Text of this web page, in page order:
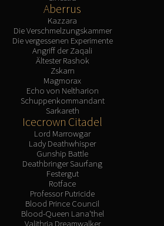
Aberrus
Kazzara
Die Verschmelzungskammer
Die vergessenen Experimente
Angriff der Zaqali
Ältester Rashok
Zskarn
Magmorax
Echo von Neltharion
Schuppenkommandant
Sarkareth
Icecrown Citadel
Lord Marrowgar
Lady Deathwhisper
Gunship Battle
Deathbringer Saurfang
Festergut
Rotface
Professor Putricide
Blood Prince Council
Blood-Queen Lana'thel
Valithria Dreamwalker